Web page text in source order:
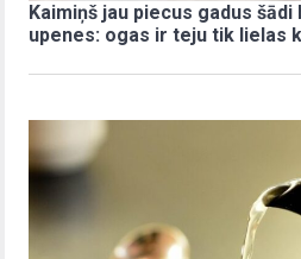
Kaimiņš jau piecus gadus
upenes: ogas ir teju tik lielas